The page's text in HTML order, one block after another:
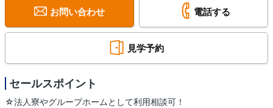
お問い合わせ 電話する
見学予約
セールスポイント
☆法人寮やグループホームとして利用相談可！